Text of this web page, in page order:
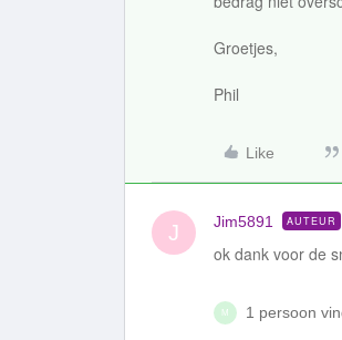
Groetjes,
Phil
Like
J Jim5891 AUTEUR
ok dank voor de
M 1 persoon